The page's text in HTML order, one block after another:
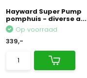
Hayward Super Pump
pomphuis - diverse a...
Op voorraad
339,-